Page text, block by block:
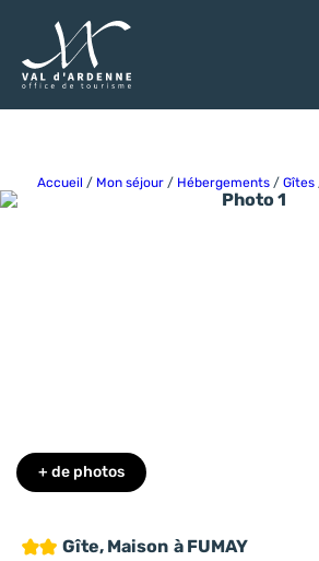
Accueil / Mon séjour/ Hébergements/ Gîtes
2 étoilesGîte, Maison à FUMAY
Photo 1
+ de photos